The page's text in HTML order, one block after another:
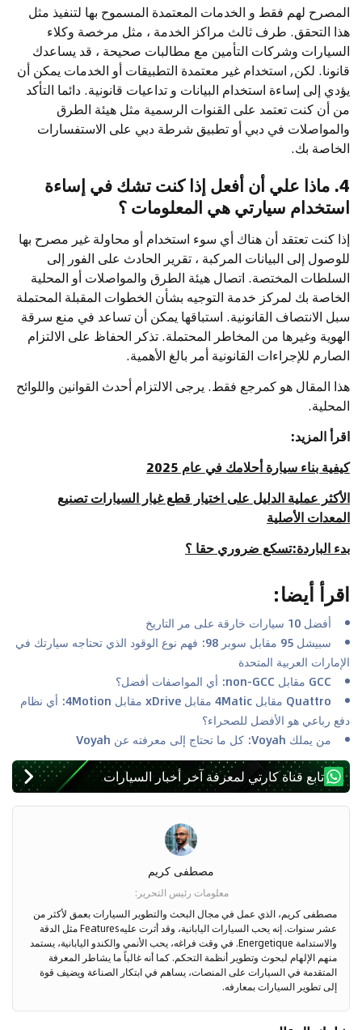
المصرح لهم فقط و الخدمات المعتمدة المسموح بها لتنفيذ مثل
هذا التحقق. طرف ثالث مراكز الخدمة ، مثل مرخصة وكلاء
السيارات وشركات التأمين مع مطالبات صحيحة ، قد يساعدك
قانونا. لكن, استخدام غير معتمدة التطبيقات أو الخدمات يمكن أن
يؤدي إلى إساءة استخدام البيانات و تداعيات قانونية. دائما التأكد
من أن كنت تعتمد على القنوات الرسمية مثل هيئة الطرق
والمواصلات في دبي أو تطبيق شرطة دبي على الاستفسارات
الخاصة بك.
4. ماذا علي أن أفعل إذا كنت تشك في إساءة
استخدام سيارتي هي المعلومات ؟
إذا كنت تعتقد أن هناك أي سوء استخدام أو محاولة غير مصرح بها
للوصول إلى البيانات المركبة ، تقرير الحادث على الفور إلى
السلطات المختصة. اتصال هيئة الطرق والمواصلات أو المحلية
الخاصة بك لمركز خدمة التوجيه بشأن الخطوات المقبلة المحتملة
سبل الانتصاف القانونية. استباقها يمكن أن تساعد في منع سرقة
الهوية وغيرها من المخاطر المحتملة. تذكر الحفاظ على الالتزام
الصارم للإجراءات القانونية أمر بالغ الأهمية.
هذا المقال هو كمرجع فقط. يرجى الالتزام أحدث القوانين واللوائح
المحلية.
اقرأ المزيد:
كيفية بناء سيارة أحلامك في عام 2025
الأكثر عملية الدليل على اختيار قطع غيار السيارات تصنيع
المعدات الأصلية
بدء الباردة:تسكع ضروري حقا ؟
اقرأ أيضا:
أفضل 10 سيارات خارقة على مر التاريخ
سبيشل 95 مقابل سوبر 98: فهم نوع الوقود الذي تحتاجه سيارتك في
الإمارات العربية المتحدة
GCC مقابل non-GCC: أي المواصفات أفضل؟
Quattro مقابل 4Matic مقابل xDrive مقابل 4Motion: أي نظام
دفع رباعي هو الأفضل للصحراء؟
من يملك Voyah: كل ما تحتاج إلى معرفته عن Voyah
تابع قناة كارتي لمعرفة آخر أخبار السيارات
مصطفى كريم
معلومات رئيس التحرير :
مصطفى كريم، الذي عمل في مجال البحث والتطوير السيارات بعمق لأكثر من
عشر سنوات. إنه يحب السيارات اليابانية، وقد أثرت عليهFeatures مثل الدقة
والاستدامة Energetique. في وقت فراغه، يحب الأنمي والكندو اليابانية، يستمد
منهم الإلهام لبحوث وتطوير أنظمة التحكم. كما أنه غالباً ما يشاطر المعرفة
المتقدمة في السيارات على المنصات، يساهم في ابتكار الصناعة ويضيف قوة
إلى تطوير السيارات بمعارفه.